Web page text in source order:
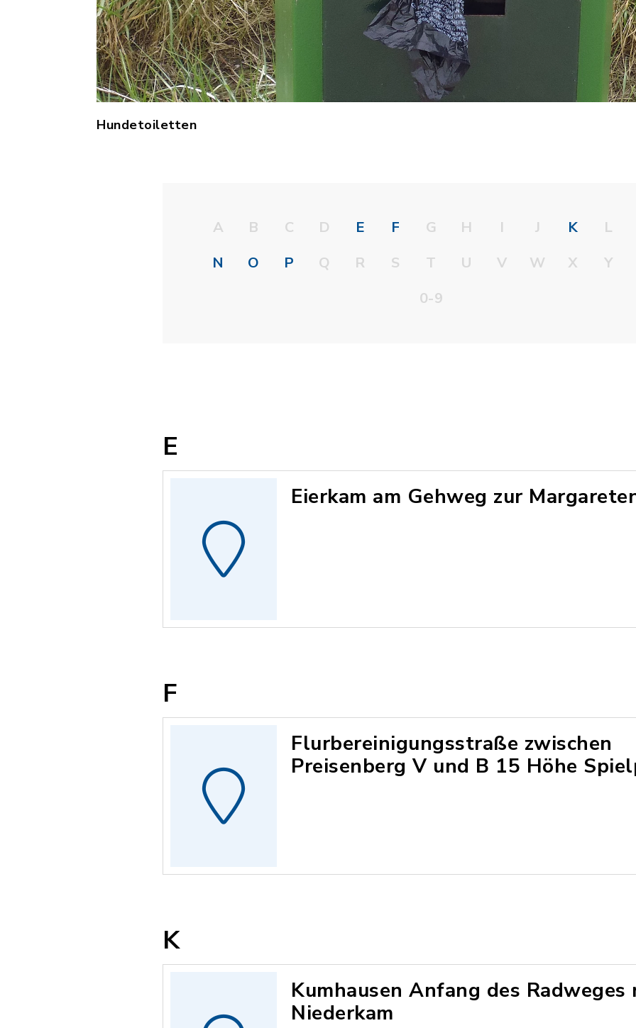
Hundetoiletten
A B C D E F G H I J K
L
N
O P Q R S T U V W X
Y
0-9
E
Eierkam am Gehweg zur
F
Flurbereinigungsstraße zwischen
Preisenberg V und B 15 Höhe
K
Kumhausen Anfang des Radweges
Niederkam